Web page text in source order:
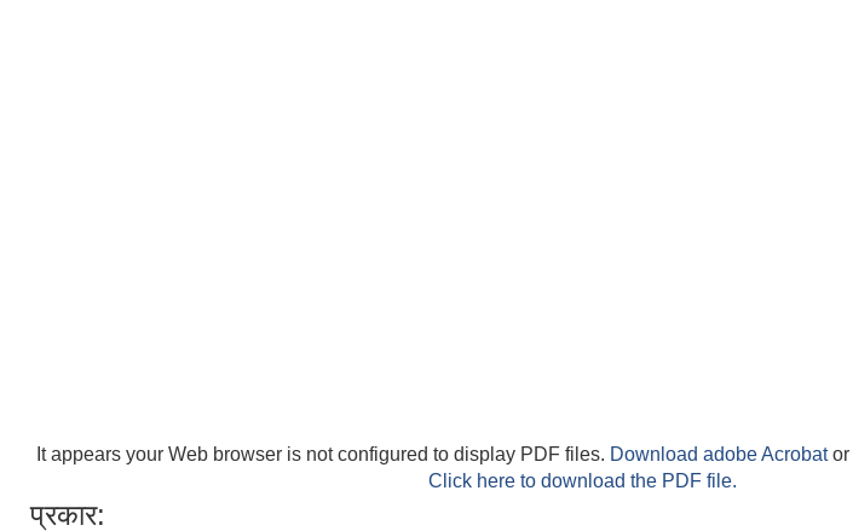
It appears your Web browser is not configured to display PDF files. Download adobe Acrobator
Click here to download the PDF file.
प्रकार: